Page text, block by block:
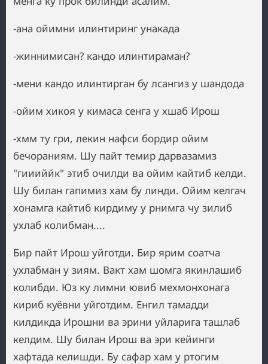
-ана ойимни илинтиринг унакада
-жиннимисан? кандо илинтираман?
-мени кандо илинтирган бу лсангиз у шандода
-ойим хикоя у кимаса сенга у хшаб Ирош
-хмм ту гри, лекин нафси бордир ойим
бечораниям. Шу пайт темир дарвазамиз
"гиииййк" этиб очилди ва ойим кайтиб келди.
Шу билан гапимиз хам бу линди. Ойим келгач
хонамга кайтиб кирдиму у рнимга чу зилиб
ухлаб колибман....
Бир пайт Ирош уйготди. Бир ярим соатча
ухлабман у зиям. Вакт хам шомга якинлашиб
колибди. Юз ку лимни ювиб мехмонхонага
кириб куёвни уйготдим. Енгил тамадди
килдикда Ирошни ва эрини уйларига ташлаб
келдим. Шу билан Ирош ва эри кейинги
хафтада келишди. Бу сафар хам у ртогим